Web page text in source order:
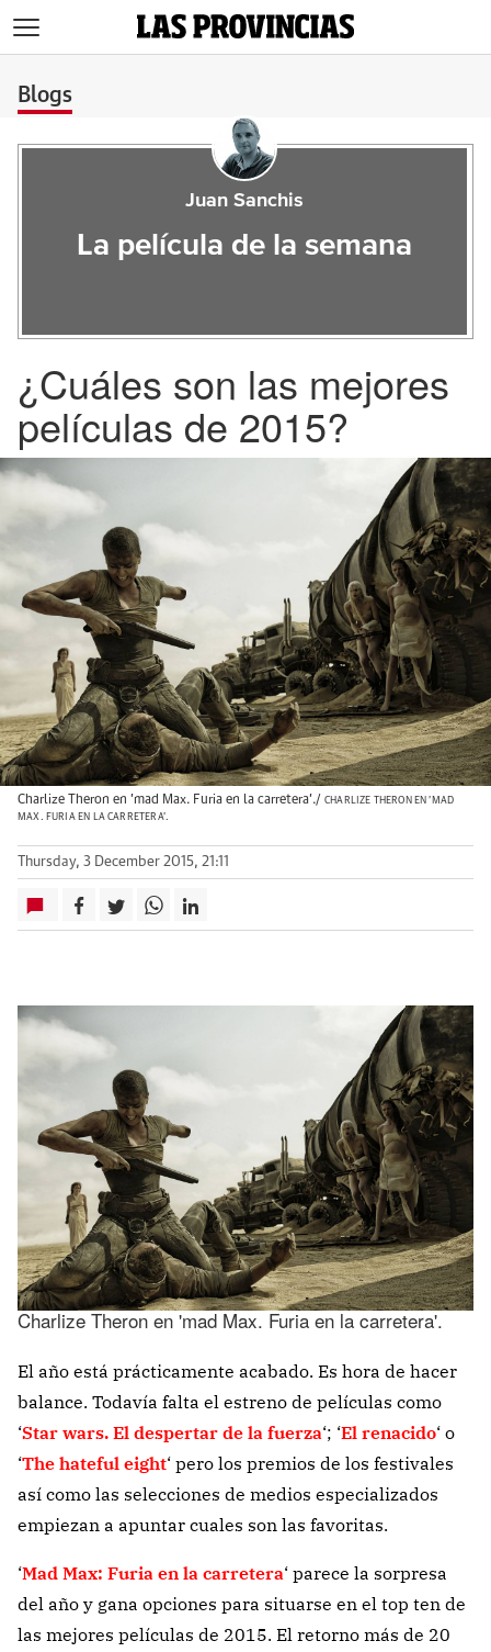
Blogs
Juan Sanchis
La película de la semana
¿Cuáles son las mejores
películas de 2015?
Charlize Theron en 'mad Max. Furia en la carretera'./ CHARLIZE THERON EN 'MAD
MAX. FURIA EN LA CARRETERA'.
Thursday, 3 December 2015, 21:11
Charlize Theron en 'mad Max. Furia en la carretera'.
El año está prácticamente acabado. Es hora de hacer
balance. Todavía falta el estreno de películas como
‘Star wars. El despertar de la fuerza‘; ‘El renacido‘ o
‘The hateful eight‘ pero los premios de los festivales
así como las selecciones de medios especializados
empiezan a apuntar cuales son las favoritas.
‘Mad Max: Furia en la carretera‘ parece la sorpresa
del año y gana opciones para situarse en el top ten de
las mejores películas de 2015. El retorno más de 20